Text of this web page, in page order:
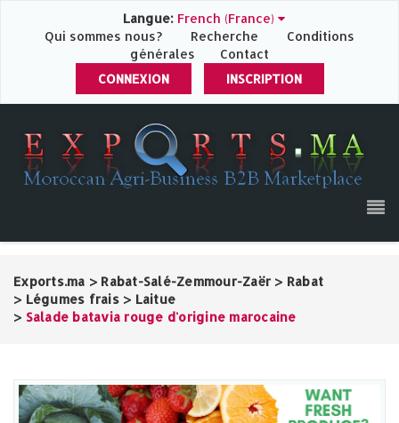
Langue: French (France)
Qui sommes nous?
Recherche
Conditions
générales
Contact
CONNEXION
INSCRIPTION
Exports.ma > Rabat-Salé-Zemmour-Zaër > Rabat
> Légumes frais > Laitue
> Salade batavia rouge d'origine marocaine